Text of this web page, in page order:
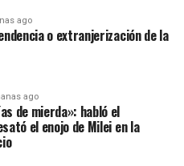
ago
o extranjerización de la
ago
de mierda»: habló el
el enojo de Milei en la